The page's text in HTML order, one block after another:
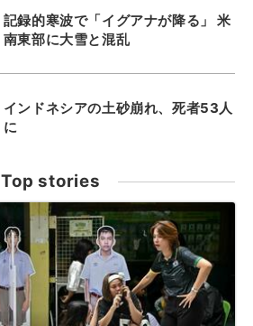
記録的寒波で「イグアナが降る」 米
南東部に大雪と混乱
インドネシアの土砂崩れ、死者53人
に
Top stories